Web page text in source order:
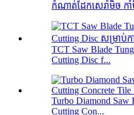
កំណាត់ដែកសេរ៉ាមិច
TCT Saw Blade
Cutting Disc f...
Turbo Diamond Saw
Cutting Con...